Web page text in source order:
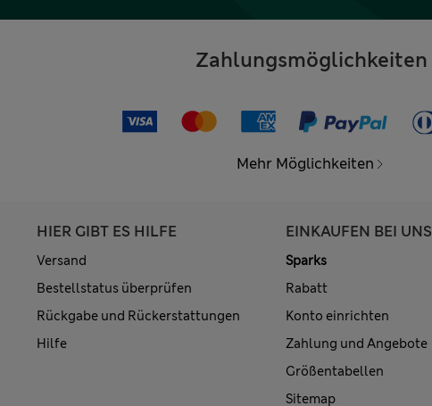
Zahlungsmöglichkeiten
Mehr Möglichkeiten
HIER GIBT ES HILFE
Versand
Bestellstatus überprüfen
Rückgabe und Rückerstattungen
Hilfe
EINKAUFEN BEI UNS
Sparks
Rabatt
Konto einrichten
Zahlung und Angebote
Größentabellen
Sitemap